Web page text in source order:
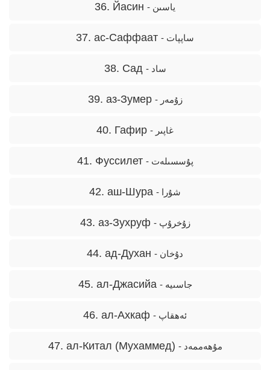
36. Йасин - ياسىن
37. ас-Саффаат - ساپپات
38. Сад - ساد
39. аз-Зумер - زۇمەر
40. Гафир - غاپىر
41. Фуссилет - پۇسسىلەت
42. аш-Шура - شۇرا
43. аз-Зухруф - زۇخرۇپ
44. ад-Духан - دۇخان
45. ал-Джасийа - جاسىيە
46. ал-Ахкаф - ئەھقاپ
47. ал-Китал (Мухаммед) - مۇھەممەد